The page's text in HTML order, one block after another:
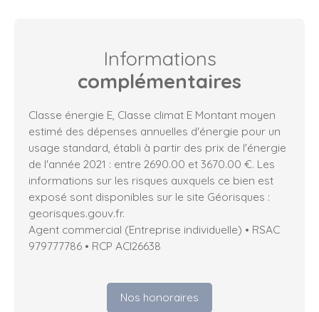
Informations
complémentaires
Classe énergie E, Classe climat E Montant moyen
estimé des dépenses annuelles d'énergie pour un
usage standard, établi à partir des prix de l'énergie
de l'année 2021 : entre 2690.00 et 3670.00 €. Les
informations sur les risques auxquels ce bien est
exposé sont disponibles sur le site Géorisques :
georisques.gouv.fr.
Agent commercial (Entreprise individuelle) • RSAC
979777786 • RCP ACI26638
Nos honoraires